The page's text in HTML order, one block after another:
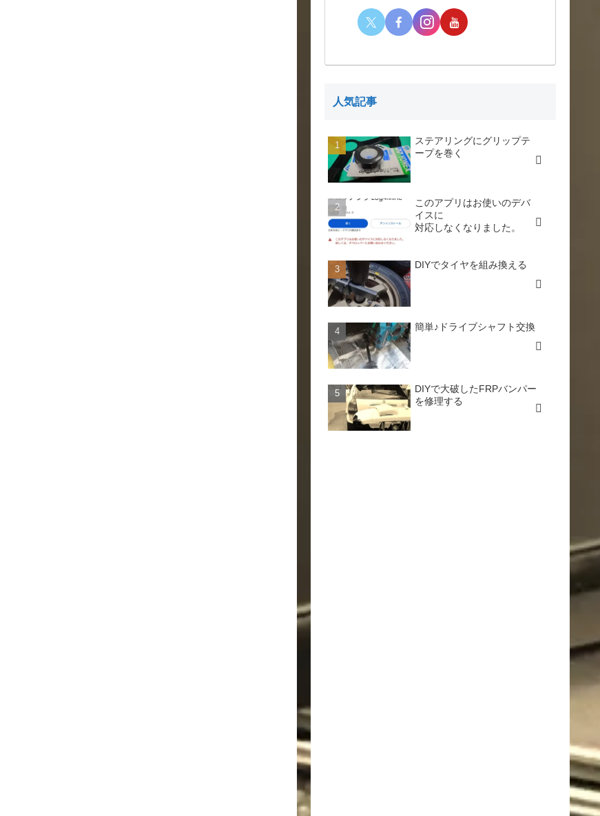
人気記事
ステアリングにグリップテ
ープを巻く
このアプリはお使いのデバ
イスに
対応しなくなりました。
DIYでタイヤを組み換える
簡単♪ドライブシャフト交換
DIYで大破したFRPバンパー
を修理する